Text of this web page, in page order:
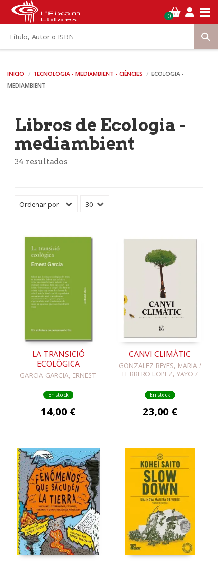
0
INICIO TECNOLOGIA - MEDIAMBIENT - CIÈNCIES
ECOLOGIA -
MEDIAMBIENT
Libros de Ecologia -
mediambient
34 resultados
LA TRANSICIÓ
ECOLÒGICA
GARCIA GARCIA, ERNEST
En stock
14,00 €
CANVI CLIMÀTIC
GONZALEZ REYES, MARIA /
HERRERO LOPEZ, YAYO /
En stock
23,00 €